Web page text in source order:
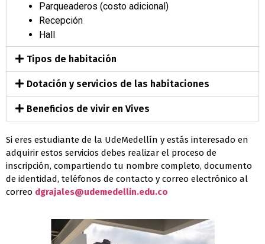
Parqueaderos (costo adicional)
Recepción
Hall
Tipos de habitación
Dotación y servicios de las habitaciones
Beneficios de vivir en Vives
Si eres estudiante de la UdeMedellín y estás interesado en
adquirir estos servicios debes realizar el proceso de
inscripción, compartiendo tu nombre completo, documento
de identidad, teléfonos de contacto y correo electrónico al
correo dgrajales@udemedellin.edu.co